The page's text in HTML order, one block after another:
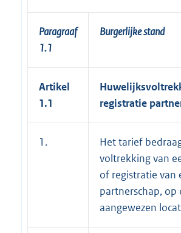
Paragraaf
1.1
Burgerlijke stand
Artikel
1.1
registratie
1.
Het tarief
voltrekking van
of registratie van
partnerschap, op
aangewezen